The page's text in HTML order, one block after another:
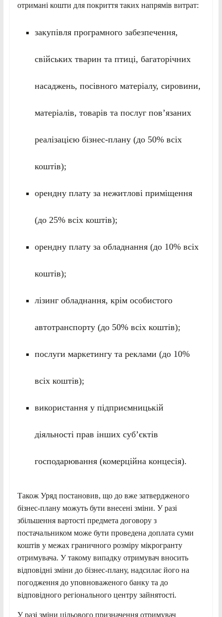
отримані кошти для покриття таких напрямів витрат:
закупівля програмного забезпечення,
свійських тварин та птиці, багаторічних
насаджень, посівного матеріалу, сировини,
матеріалів, товарів та послуг пов’язаних
реалізацією бізнес-плану (до 50% всіх
коштів);
орендну плату за нежитлові приміщення
(до 25% всіх коштів);
орендну плату за обладнання (до 10% всіх
коштів);
лізинг обладнання, крім особистого
автотранспорту (до 50% всіх коштів);
послуги маркетингу та реклами (до 10%
всіх коштів);
використання у підприємницькій
діяльності прав інших суб’єктів
господарювання (комерційна концесія).
Також Уряд постановив, що до вже затвердженого
бізнес-плану можуть бути внесені зміни. У разі
збільшення вартості предмета договору з
постачальником може бути проведена доплата суми
коштів у межах граничного розміру мікрогранту
отримувача. У такому випадку отримувач вносить
відповідні зміни до бізнес-плану, надсилає його на
погодження до уповноваженого банку та до
відповідного регіонального центру зайнятості.
У разі зміни цільового призначення отримувач